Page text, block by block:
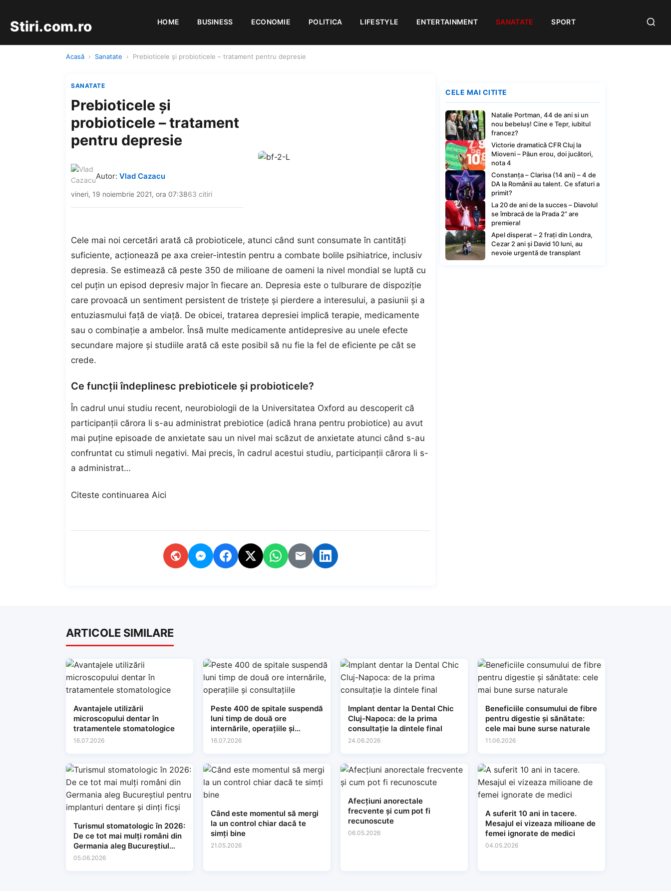
Stiri.com.ro HOME BUSINESS ECONOMIE POLITICA LIFESTYLE ENTERTAINMENT SANATATE SPORT
Acasă › Sanatate › Prebioticele și probioticele – tratament pentru depresie
SANATATE
Prebioticele și
probioticele – tratament
pentru depresie
Autor: Vlad Cazacu
vineri, 19 noiembrie 2021, ora 07:3863 citiri
Cele mai noi cercetări arată că probioticele, atunci când sunt consumate în cantități
suficiente, acționează pe axa creier-intestin pentru a combate bolile psihiatrice, inclusiv
depresia. Se estimează că peste 350 de milioane de oameni la nivel mondial se luptă cu
cel puțin un episod depresiv major în fiecare an. Depresia este o tulburare de dispoziție
care provoacă un sentiment persistent de tristețe și pierdere a interesului, a pasiunii și a
entuziasmului față de viață. De obicei, tratarea depresiei implică terapie, medicamente
sau o combinație a ambelor. Însă multe medicamente antidepresive au unele efecte
secundare majore și studiile arată că este posibil să nu fie la fel de eficiente pe cât se
crede.
Ce funcții îndeplinesc prebioticele și probioticele?
În cadrul unui studiu recent, neurobiologii de la Universitatea Oxford au descoperit că
participanții cărora li s-au administrat prebiotice (adică hrana pentru probiotice) au avut
mai puține episoade de anxietate sau un nivel mai scăzut de anxietate atunci când s-au
confruntat cu stimuli negativi. Mai precis, în cadrul acestui studiu, participanții cărora li s-
a administrat…
Citeste continuarea Aici
CELE MAI CITITE
Natalie Portman, 44 de ani si un
nou bebeluș! Cine e Tepr, iubitul
francez?
Victorie dramatică CFR Cluj la
Mioveni – Păun erou, doi jucători,
nota 4
Constanța – Clarisa (14 ani) – 4 de
DA la Românii au talent. Ce sfaturi a
primit?
La 20 de ani de la succes – Diavolul
se îmbracă de la Prada 2” are
premiera!
Apel disperat – 2 frați din Londra,
Cezar 2 ani și David 10 luni, au
nevoie urgentă de transplant
ARTICOLE SIMILARE
Avantajele utilizării
microscopului dentar în
tratamentele stomatologice
16.07.2026
Peste 400 de spitale suspendă
luni timp de două ore
internările, operațiile și
consultațiile
16.07.2026
Implant dentar la Dental Chic
Cluj-Napoca: de la prima
consultație la dintele final
24.06.2026
Beneficiile consumului de fibre
pentru digestie și sănătate:
cele mai bune surse naturale
11.06.2026
Turismul stomatologic în 2026:
De ce tot mai mulți români din
Germania aleg Bucureștiul
pentru implanturi dentare și
05.06.2026
Când este momentul să mergi
la un control chiar dacă te
simți bine
21.05.2026
Afecțiuni anorectale
frecvente și cum pot fi
recunoscute
06.05.2026
A suferit 10 ani in tacere.
Mesajul ei vizeaza milioane de
femei ignorate de medici
04.05.2026